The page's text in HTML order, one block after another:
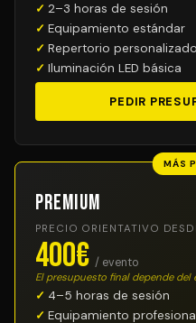
2–3 horas de sesión
Equipamiento estándar
Repertorio personalizado
Iluminación LED básica
PEDIR
MÁS
Premium
PRECIO ORIENTATIVO
400€ / evento
El presupuesto final depende del
4–5 horas de sesión
Equipamiento